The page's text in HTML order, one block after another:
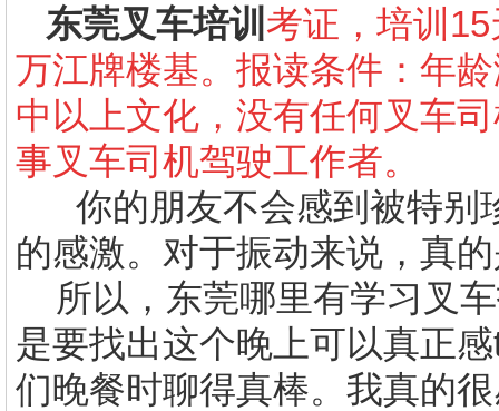
东莞叉车培训 考证，培训
万江牌楼基。报读条件：年
中以上文化，没有任何叉车
事叉车司机驾驶工作者。
你的朋友不会感到被特别
的感激。对于振动来说，真
所以， 东莞哪里有学习叉
是要找出这个晚上可以真正
们晚餐时聊得真棒。我真的